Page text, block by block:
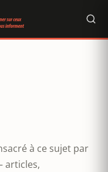
à ce sujet par
articles,